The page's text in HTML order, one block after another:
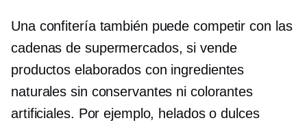
Una confitería también puede competir con las
cadenas de supermercados, si vende
productos elaborados con ingredientes
naturales sin conservantes ni colorantes
artificiales. Por ejemplo, helados o dulces